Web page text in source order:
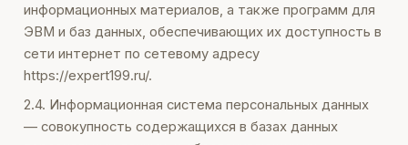
информационных материалов, а также программ для
ЭВМ и баз данных, обеспечивающих их доступность в
сети интернет по сетевому адресу
https://expert199.ru/.
2.4. Информационная система персональных данных
— совокупность содержащихся в базах данных